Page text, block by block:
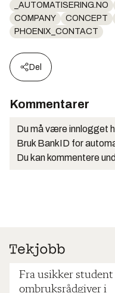
_AUTOMATISERING.NO
COMPANY
CONCEPT
PHOENIX_CONTACT
Del
Kommentarer
Du må være innlogget
Bruk BankID for
Du kan kommentere
Fra usikker
ombruksrådgiver i